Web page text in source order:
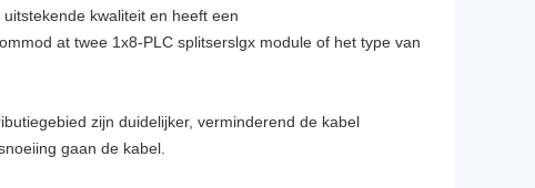
kwaliteit en heeft een
at twee 1x8-PLC splitserslgx module of het type van
zijn duidelijker, verminderend de kabel
gaan de kabel.